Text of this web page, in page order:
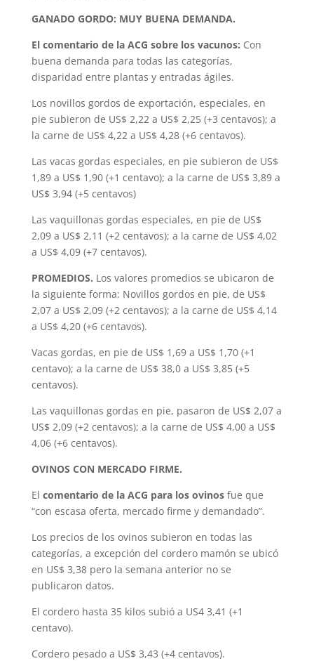
GANADO GORDO: MUY BUENA DEMANDA.
El comentario de la ACG sobre los vacunos: Con
buena demanda para todas las categorías,
disparidad entre plantas y entradas ágiles.
Los novillos gordos de exportación, especiales, en
pie subieron de US$ 2,22 a US$ 2,25 (+3 centavos); a
la carne de US$ 4,22 a US$ 4,28 (+6 centavos).
Las vacas gordas especiales, en pie subieron de US$
1,89 a US$ 1,90 (+1 centavo); a la carne de US$ 3,89 a
US$ 3,94 (+5 centavos)
Las vaquillonas gordas especiales, en pie de US$
2,09 a US$ 2,11 (+2 centavos); a la carne de US$ 4,02
a US$ 4,09 (+7 centavos).
PROMEDIOS. Los valores promedios se ubicaron de
la siguiente forma: Novillos gordos en pie, de US$
2,07 a US$ 2,09 (+2 centavos); a la carne de US$ 4,14
a US$ 4,20 (+6 centavos).
Vacas gordas, en pie de US$ 1,69 a US$ 1,70 (+1
centavo); a la carne de US$ 38,0 a US$ 3,85 (+5
centavos).
Las vaquillonas gordas en pie, pasaron de US$ 2,07 a
US$ 2,09 (+2 centavos); a la carne de US$ 4,00 a US$
4,06 (+6 centavos).
OVINOS CON MERCADO FIRME.
El comentario de la ACG para los ovinosfue que
“con escasa oferta, mercado firme y demandado”.
Los precios de los ovinos subieron en todas las
categorías, a excepción del cordero mamón se ubicó
en US$ 3,38 pero la semana anterior no se
publicaron datos.
El cordero hasta 35 kilos subió a US4 3,41 (+1
centavo).
Cordero pesado a US$ 3,43 (+4 centavos).